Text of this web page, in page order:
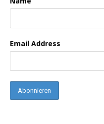
Email Address